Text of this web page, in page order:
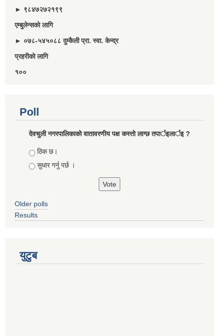
► ९८४७२७२१९९
एम्बुलेन्सकाे लागि
► ०७८-५४५०८८ दुम्कैली प्रा. स्वा. केन्द्र
प्रहरीकाे लागि
१००
Poll
देवचुली नगरपालिकाकाे वातावरणीय पक्ष कस्ताे लाग्छ तपार्इलार्इ ?
Choices
ठिक छ।
सुधार गर्नु पर्छ ।
Older polls
Results
युटुब